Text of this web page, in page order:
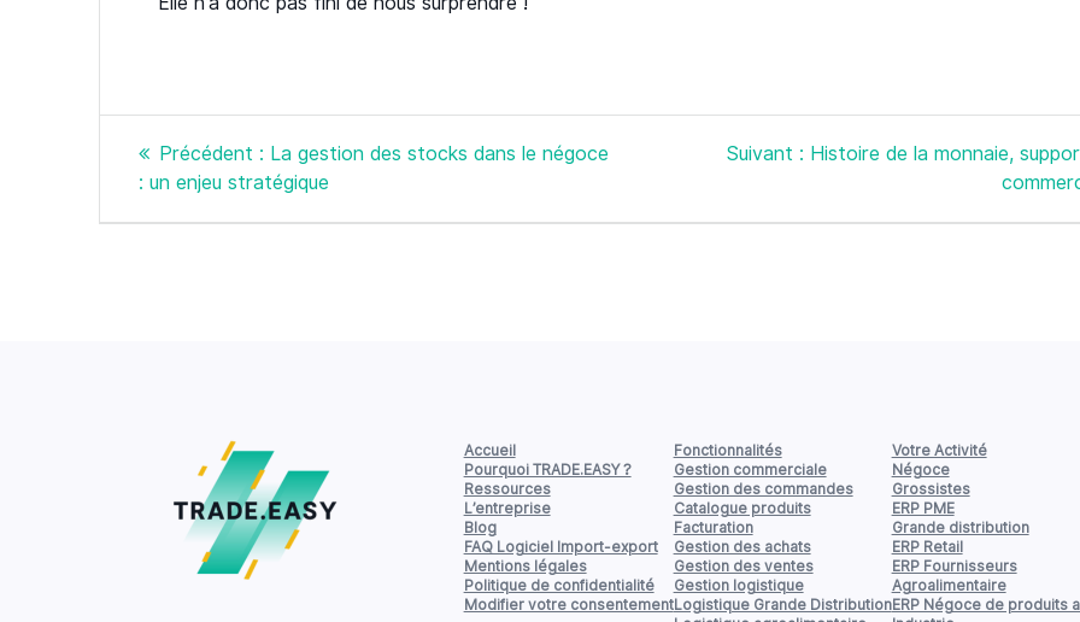
Navigation
de
l’article
Précédent : Article
précédent
La gestion des stocks dans le négoce
: un enjeu stratégique
Suivant : Article
Histoire de la monnaie,
Accueil
Pourquoi TRADE.EASY ?
Ressources
L’entreprise
Blog
FAQ Logiciel Import-export
Mentions légales
Politique de confidentialité
Modifier votre consentement
Fonctionnalités
Gestion commerciale
Gestion des commandes
Catalogue produits
Facturation
Gestion des achats
Gestion des ventes
Gestion logistique
Logistique Grande Distribution
Votre Activité
Négoce
Grossistes
ERP PME
Grande distribution
ERP Retail
ERP Fournisseurs
Agroalimentaire
ERP Négoce de produits